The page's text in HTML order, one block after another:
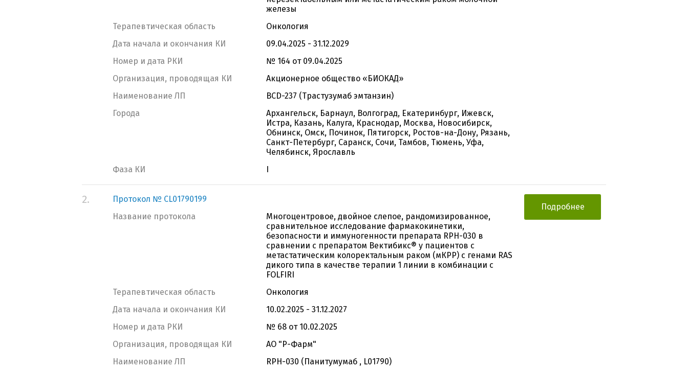
железы
Терапевтическая область
Онкология
Дата начала и окончания КИ
09.04.2025 - 31.12.2029
Номер и дата РКИ
№ 164 от 09.04.2025
Организация, проводящая КИ
Акционерное общество «БИОКАД»
Наименование ЛП
BCD-237 (Трастузумаб эмтанзин)
Города
Архангельск, Барнаул, Волгоград, Екатеринбург, Ижевск,
Истра, Казань, Калуга, Краснодар, Москва, Новосибирск,
Обнинск, Омск, Починок, Пятигорск, Ростов-на-Дону, Рязань,
Санкт-Петербург, Саранск, Сочи, Тамбов, Тюмень, Уфа,
Челябинск, Ярославль
Фаза КИ
I
2.
Протокол № CL01790199
Название протокола
Многоцентровое, двойное слепое, рандомизированное,
сравнительное исследование фармакокинетики,
безопасности и иммуногенности препарата RPH-030 в
сравнении с препаратом Вектибикс® у пациентов с
метастатическим колоректальным раком (мКРР) с генами RAS
дикого типа в качестве терапии 1 линии в комбинации с
FOLFIRI
Терапевтическая область
Онкология
Дата начала и окончания КИ
10.02.2025 - 31.12.2027
Номер и дата РКИ
№ 68 от 10.02.2025
Организация, проводящая КИ
АО "Р-Фарм"
Наименование ЛП
RPH-030 (Панитумумаб , L01790)
Подробнее